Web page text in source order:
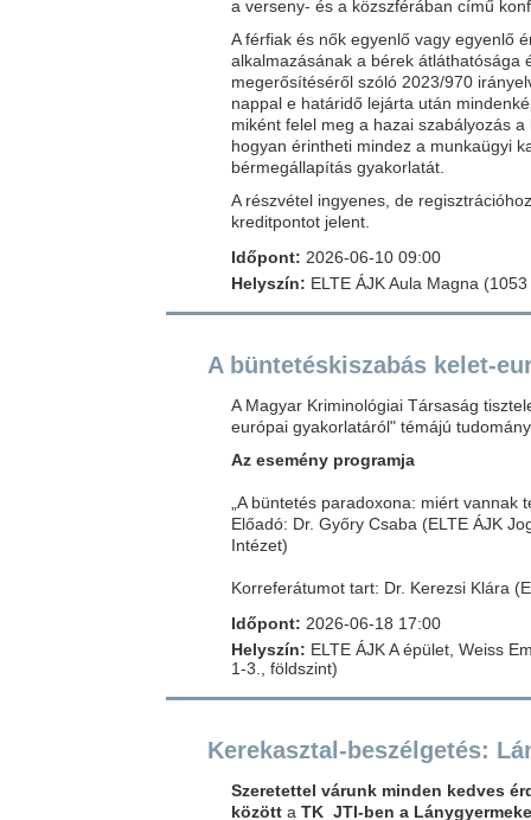
a verseny- és a közszférában című
A férfiak és nők egyenlő vagy egyenlő
alkalmazásának a bérek átláthatósága
megerősítéséről szóló 2023/970
nappal e határidő lejárta után
miként felel meg a hazai szabályozás
hogyan érintheti mindez a munkaügyi
bérmegállapítás gyakorlatát.
A részvétel ingyenes, de
kreditpontot jelent.
Időpont: 2026-06-10 09:00
Helyszín: ELTE ÁJK Aula Magna
A büntetéskiszabás kelet-
A Magyar Kriminológiai Társaság
európai gyakorlatáról" témájú
Az esemény programja
„A büntetés paradoxona: miért vannak
Előadó: Dr. Győry Csaba (ELTE ÁJK
Intézet)
Korreferátumot tart: Dr. Kerezsi Klára
Időpont: 2026-06-18 17:00
Helyszín: ELTE ÁJK A épület, Weiss
1-3., földszint)
Kerekasztal-beszélgetés:
Szeretettel várunk minden kedves
között a TK JTI-ben a